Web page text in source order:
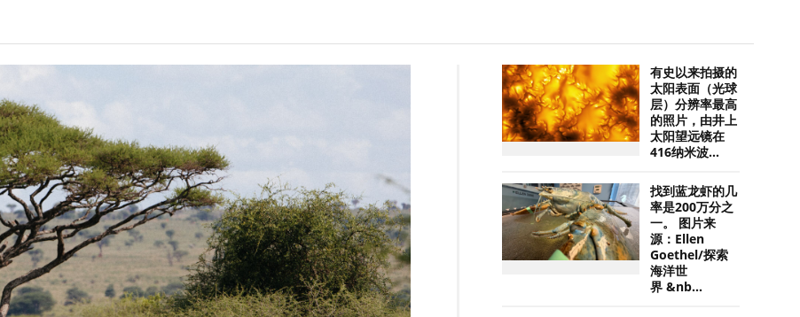
有史以来拍摄的
太阳表面（光球
层）分辨率最高
的照片，由井上
太阳望远镜在
416纳米波...
找到蓝龙虾的几
率是200万分之
一。 图片来
源：Ellen
Goethel/探索
海洋世
界 &nb...